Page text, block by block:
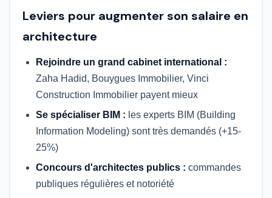
Leviers pour augmenter son salaire en
architecture
Rejoindre un grand cabinet international :
Zaha Hadid, Bouygues Immobilier, Vinci
Construction Immobilier payent mieux
Se spécialiser BIM : les experts BIM (Building
Information Modeling) sont très demandés (+15-
25%)
Concours d'architectes publics : commandes
publiques régulières et notoriété